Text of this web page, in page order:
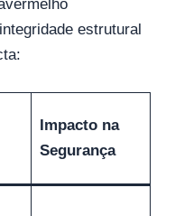
estrutural
Impacto na
Segurança